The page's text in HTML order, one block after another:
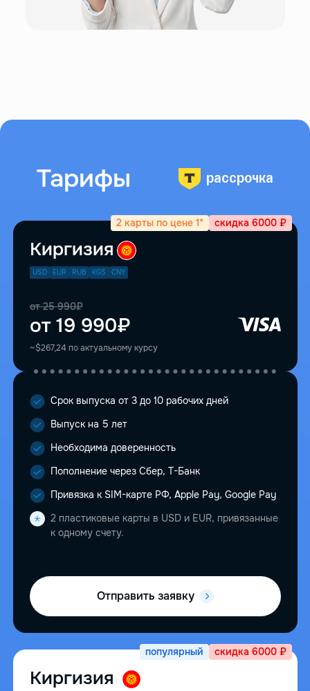
Тарифы рассрочка
2 карты по цене 1* скидка 6000 ₽
Киргизия
USD EUR RUB KGS CNY
от 19 990₽
от 25 990₽
~$267,24 по актуальному курсу
Срок выпуска от 3 до 10 рабочих дней
Выпуск на 5 лет
Необходима доверенность
Пополнение через Сбер, Т-Банк
Привязка к SIM-карте РФ, Apple Pay, Google Pay
2 пластиковые карты в USD и EUR, привязанные
к одному счету.
Отправить заявку
популярный скидка 6000 ₽
Киргизия